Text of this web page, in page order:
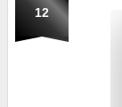
12